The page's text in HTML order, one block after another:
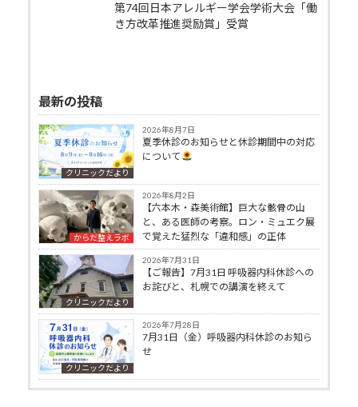
第74回日本アレルギー学会学術大会「働
き方改革推進奨励賞」受賞
最新の投稿
クリニックだより
2026年8月7日
夏季休診のお知らせと休診期間中の対応
について
からだ整えラボ
2026年8月2日
【六本木・森美術館】巨大な骸骨の山
と、ある医師の考察。ロン・ミュエク展
で覚えた猛烈な「違和感」の正体
クリニックだより
2026年7月31日
【ご報告】7月31日 呼吸器内科休診への
お詫びと、札幌での講演を終えて
クリニックだより
2026年7月28日
7月31日（金）呼吸器内科休診のお知ら
せ